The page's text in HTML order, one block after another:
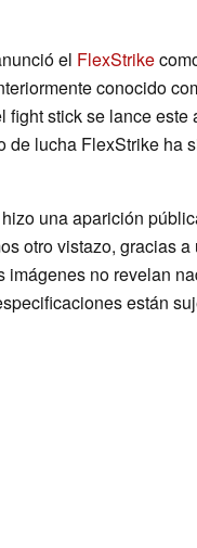
el FlexStrike
conocido
fight stick se lance este
de lucha FlexStrike ha
una aparición
otro vistazo, gracias
imágenes no revelan
están